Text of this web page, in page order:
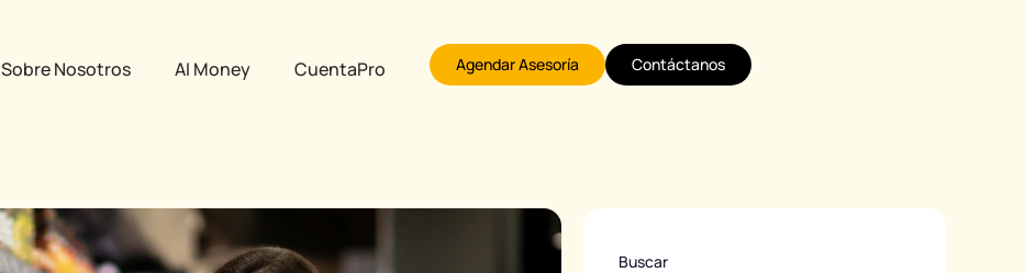
Sobre Nosotros AI Money CuentaPro Agendar Asesoría Contáctanos
Buscar